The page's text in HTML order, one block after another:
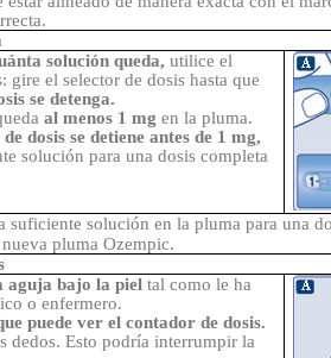
solución queda, utilice el
gire el selector de dosis hasta que
se detenga.
al menos 1 mg en la pluma.
dosis se detiene antes de 1 mg,
solución para una dosis completa
suficiente solución en la pluma para una
pluma Ozempic.
aguja bajo la piel tal como le ha
o enfermero.
puede ver el contador de dosis.
dedos. Esto podría interrumpir la